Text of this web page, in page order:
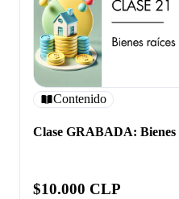
Contenido
Clase GRABADA: Bienes
$10.000 CLP